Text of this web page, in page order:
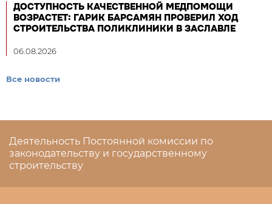
ДОСТУПНОСТЬ КАЧЕСТВЕННОЙ МЕДПОМОЩИ
ВОЗРАСТЕТ: ГАРИК БАРСАМЯН ПРОВЕРИЛ ХОД
СТРОИТЕЛЬСТВА ПОЛИКЛИНИКИ В ЗАСЛАВЛЕ
06.08.2026
Все новости
Деятельность Постоянной комиссии по
законодательству и государственному
строительству